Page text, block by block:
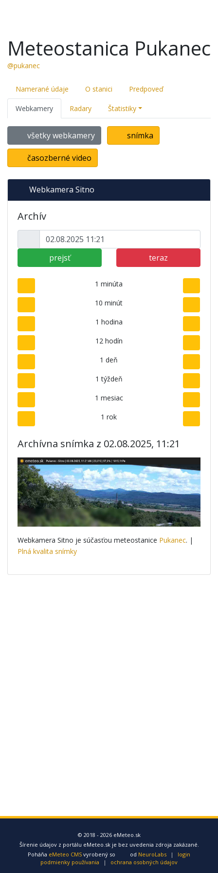
Meteostanica Pukanec
@pukanec
Namerané údaje O stanici Predpoveď
Webkamery Radary Štatistiky
všetky webkamery snímka
časozberné video
Webkamera Sitno
Archív
prejsť teraz
1 minúta
10 minút
1 hodina
12 hodín
1 deň
1 týždeň
1 mesiac
1 rok
Archívna snímka z 02.08.2025, 11:21
Webkamera Sitno je súčasťou meteostanice Pukanec. |
Plná kvalita snímky
© 2018 - 2026 eMeteo.sk
Šírenie údajov z portálu eMeteo.sk je bez uvedenia zdroja zakázané.
Poháňa eMeteo CMS vyrobený so od NeuroLabs |
login
podmienky používania
| ochrana osobných údajov